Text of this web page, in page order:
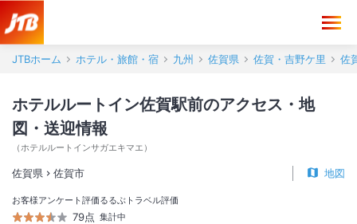
JTBホーム ホテル・旅館・宿 九州 佐賀県 佐賀・吉野ケ里 佐
ホテルルートイン佐賀駅前のアクセス・地
図・送迎情報
（ホテルルートインサガエキマエ ）
佐賀県 佐賀市 地図
お客様アンケート評価
79点
るるぶトラベル評価
集計中